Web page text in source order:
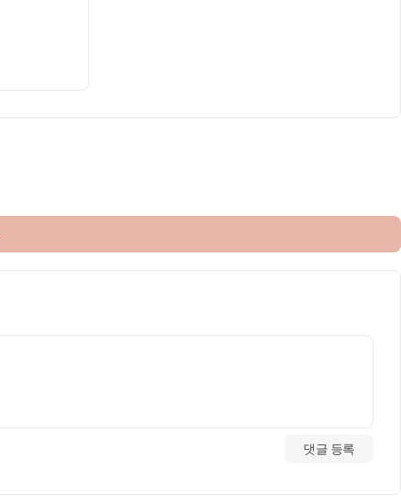
댓글 등록